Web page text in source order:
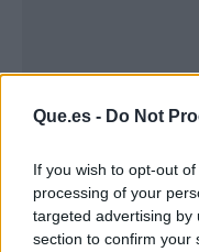
Que.es - Do Not
If you wish to opt-out
processing of your
targeted advertising by
section to confirm your